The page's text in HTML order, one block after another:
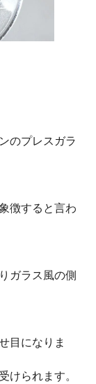
のプレスガラ
徴すると言わ
ガラス風の側
目になりま
けられます。